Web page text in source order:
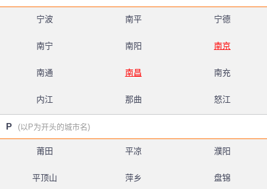
宁波 南平 宁德
南宁 南阳 南京
南通 南昌 南充
内江 那曲 怒江
P (以P为开头的城市名)
莆田 平凉 濮阳
平顶山 萍乡 盘锦